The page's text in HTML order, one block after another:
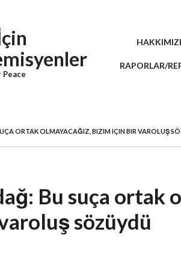
RAPORLAR/
ORTAK OLMAYACAĞIZ, BIZIM IÇIN BIR VAROLUŞ
Bu suça ortak
sözüydü